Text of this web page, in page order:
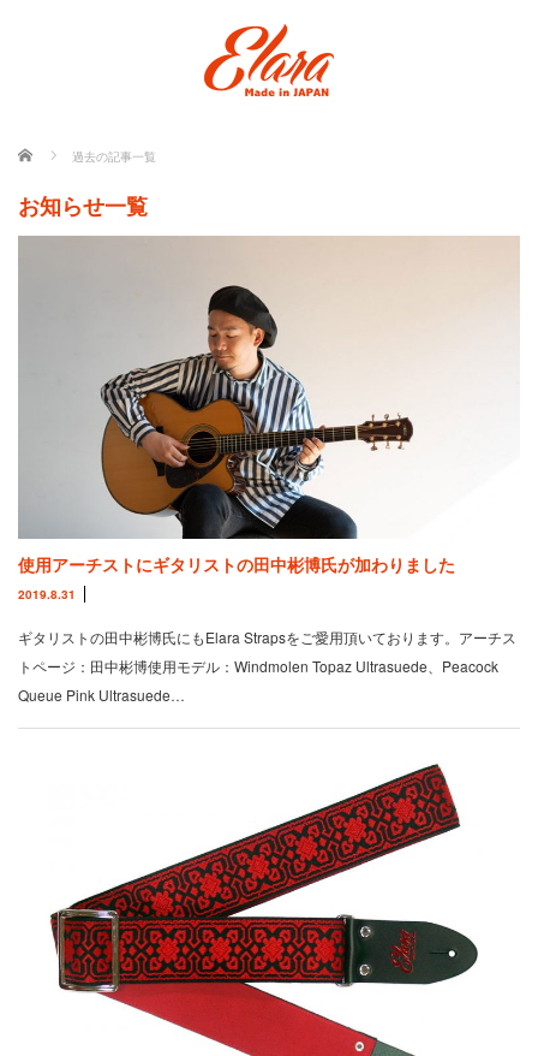
ホーム 過去の記事一覧
お知らせ一覧
使用アーチストにギタリストの田中彬博氏が加わりました
2019.8.31
ギタリストの田中彬博氏にもElara Strapsをご愛用頂いております。アーチス
トページ：田中彬博使用モデル：Windmolen Topaz Ultrasuede、Peacock
Queue Pink Ultrasuede…